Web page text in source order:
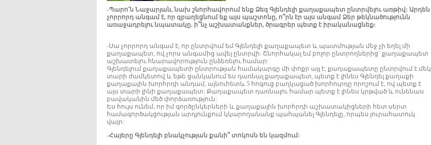
-Պարո՛ն Նաջարյան, նախ շնորհավորում ենք Ձեզ Գլենդելի քաղաքապետ ընտրվելու առթիվ: Արդեն
չորրորդ անգամ է, որ զբաղեցնում եք այս պաշտոնը, ո՞րն էր այս անգամ Ձեր թեկնածությունն
առաջադրելու նպատակը. ի՞նչ աշխատանքներ, ծրագրեր պետք է իրականացնեք:
-Սա չորրորդ անգամ է, որ ընտրվում եմ Գլենդելի քաղաքապետ և պատմության մեջ չի եղել մի
քաղաքապետ, ով չորս անգամից ավել ընտրվի: Շնորհակալ եմ բոլոր ընտրողներից` քաղաքապետ
աշխատելու հնարավորություն ընձեռելու համար:
Գլենդելում քաղաքապետի ընտրության համակարգը մի փոքր այլ է, քաղաքապետը ընտրվում է մեկ
տարի ժամկետով և եթե ցանկանում ես դառնալ քաղաքապետ, պետք է լինես Գլենդել քաղաքի
քաղաքային խորհրդի անդամ, այնուհետև 5 հոգուց բաղկացած խորհուրդը որոշում է, ով պետք է
այս տարի լինի քաղաքապետ: Քաղաքապետ դառնալու համար պետք է լինես կրթված և ունենաս
բավականին մեծ փորձառություն:
Ես հույս ունեմ, որ իմ գործընկերների և քաղաքային խորհրդի աշխատակիցների հետ սերտ
համագործակցության արդյունքում կկարողանանք պահպանել Գլենդելը, որպես յուրահատուկ
վայր:
-Հայերը Գլենդելի բնակչության քանի՞ տոկոսն են կազմում: